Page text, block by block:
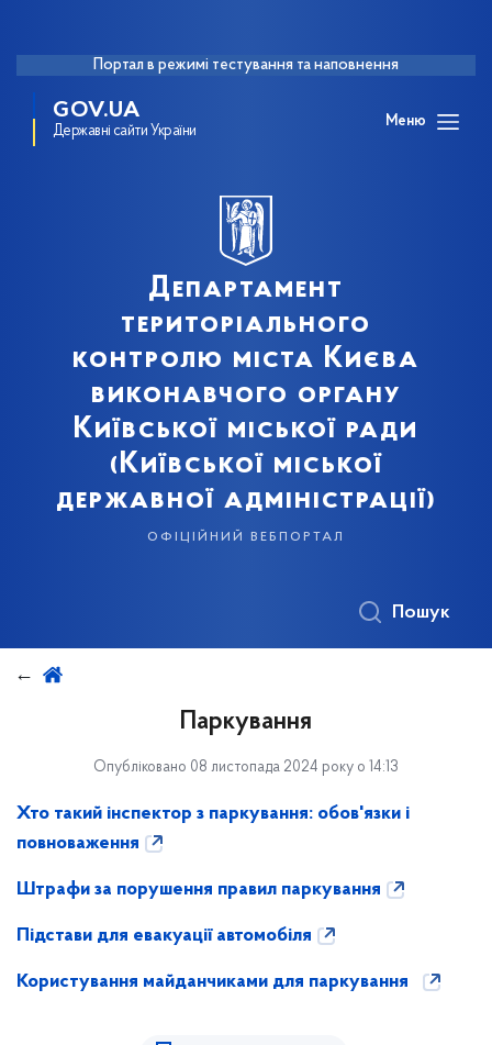
Портал в режимі тестування та наповнення
GOV.UA
Державні сайти України
Меню
Департамент
територіального
контролю міста Києва
виконавчого органу
Київської міської ради
(Київської міської
державної адміністрації)
офіційний вебпортал
Пошук
Паркування
Опубліковано 08 листопада 2024 року о 14:13
Хто такий інспектор з паркування: обов'язки і
повноваження
Штрафи за порушення правил паркування
Підстави для евакуації автомобіля
Користування майданчиками для паркування